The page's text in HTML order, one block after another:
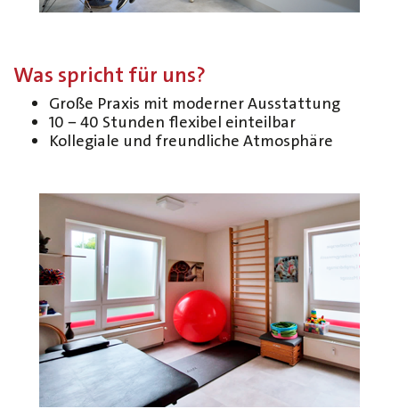
Was spricht für uns?
Große Praxis mit moderner Ausstattung
10 − 40 Stunden flexibel einteilbar
Kollegiale und freundliche Atmosphäre